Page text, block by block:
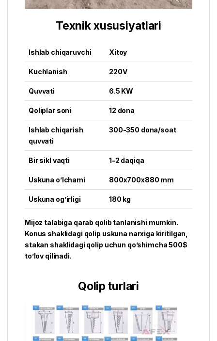
Texnik xususiyatlari
Ishlab chiqaruvchi Xitoy
Kuchlanish 220V
Quvvati 6.5 KW
Qoliplar soni 12 dona
Ishlab chiqarish
quvvati
300-350 dona/soat
Bir sikl vaqti 1-2 daqiqa
Uskuna o’lchami 800x700x880 mm
Uskuna og’irligi 180 kg
Mijoz talabiga qarab qolib tanlanishi mumkin.
Konus shaklidagi qolip uskuna narxiga kiritilgan,
stakan shaklidagi qolip uchun qo’shimcha 500$
to’lov qilinadi.
Qolip turlari